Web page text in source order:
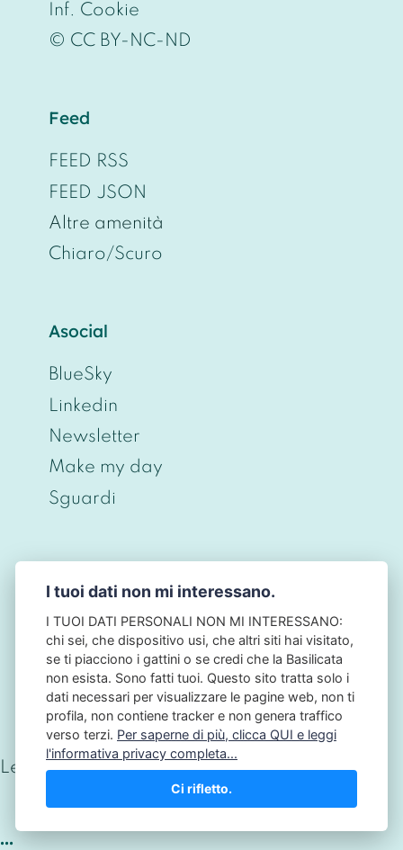
Inf. Cookie
© CC BY-NC-ND
Feed
FEED RSS
FEED JSON
Altre amenità
Chiaro/Scuro
Asocial
BlueSky
Linkedin
Newsletter
Make my day
Sguardi
© CHRISTIAN BERNIERI 2026 - P.IVA
ITO698O43O968 - PRIVACY BY DESIGN • NO
TRACKING • NO COOKIES - NB: QUESTO SITO
NON HA ALCUN LEGAME CON L'AUTORITÀ
GARANTE PER LA PROTEZIONE DEI DATI
PERSONALI: IL GARANTE PRIVACY.
Letture totali:190.113
...
I tuoi dati non mi interessano.
I TUOI DATI PERSONALI NON MI INTERESSANO:
chi sei, che dispositivo usi, che altri siti hai visitato,
se ti piacciono i gattini o se credi che la Basilicata
non esista. Sono fatti tuoi. Questo sito tratta solo i
dati necessari per visualizzare le pagine web, non ti
profila, non contiene tracker e non genera traffico
verso terzi. Per saperne di più, clicca QUI e leggi
l'informativa privacy completa...
Ci rifletto.